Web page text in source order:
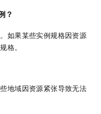
？
如果某些实例规格因资源
格。
地域因资源紧张导致无法